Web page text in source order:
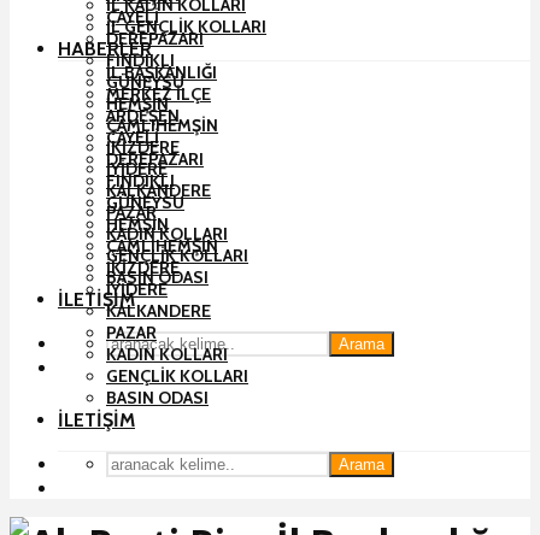
ÇAYELI
DEREPAZARI
FINDIKLI
GÜNEYSU
HEMŞIN
ÇAMLIHEMŞIN
İKIZDERE
İYIDERE
KALKANDERE
PAZAR
KADIN KOLLARI
GENÇLIK KOLLARI
BASIN ODASI
İLETIŞIM
Arama
İL KADIN KOLLARI
İL GENÇLIK KOLLARI
HABERLER
İL BAŞKANLIĞI
MERKEZ İLÇE
ARDEŞEN
ÇAYELI
DEREPAZARI
FINDIKLI
GÜNEYSU
HEMŞIN
ÇAMLIHEMŞIN
İKIZDERE
İYIDERE
KALKANDERE
PAZAR
KADIN KOLLARI
GENÇLIK KOLLARI
BASIN ODASI
İLETIŞIM
Arama